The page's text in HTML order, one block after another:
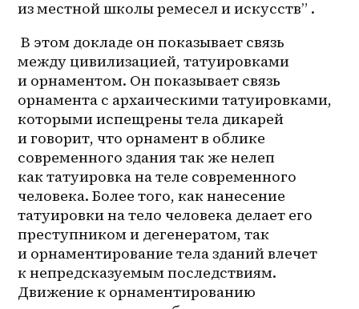
из местной школы ремесел и искусств” .
В этом докладе он показывает связь
между цивилизацией, татуировками
и орнаментом. Он показывает связь
орнамента с архаическими татуировками,
которыми испещрены тела дикарей
и говорит, что орнамент в облике
современного здания так же нелеп
как татуировка на теле современного
человека. Более того, как нанесение
татуировки на тело человека делает его
преступником и дегенератом, так
и орнаментирование тела зданий влечет
к непредсказуемым последствиям.
Движение к орнаментированию